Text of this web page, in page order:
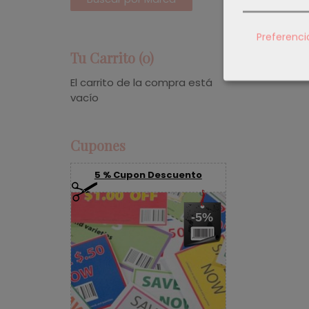
Tu Carrito (0)
El carrito de la compra está
vacío
Cupones
5 % Cupon Descuento
-5%